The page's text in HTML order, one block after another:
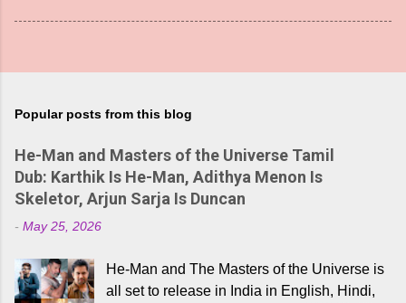
Popular posts from this blog
He-Man and Masters of the Universe Tamil
Dub: Karthik Is He-Man, Adithya Menon Is
Skeletor, Arjun Sarja Is Duncan
- May 25, 2026
He-Man and The Masters of the Universe is
all set to release in India in English, Hindi,